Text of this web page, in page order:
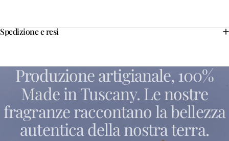
Spedizione e resi
Produzioneartigianale,100%
Madein Tuscany. Lenostre
fragranzeraccontano labellezza
autentica dellanostraterra.